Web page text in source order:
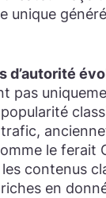
unique
d’autorité
pas
le ferait
contenus
en